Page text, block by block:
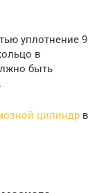
уплотнение 9
в
быть
цилиндр в